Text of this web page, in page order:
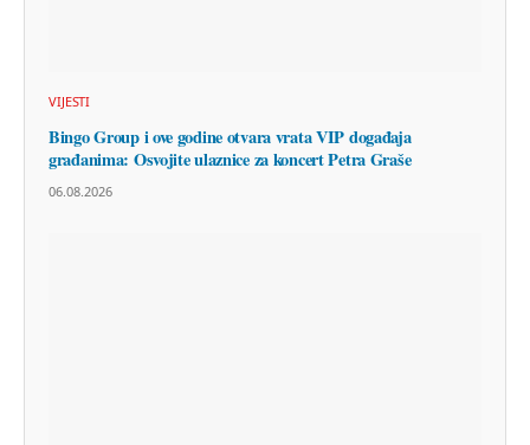
VIJESTI
Bingo Group i ove godine otvara vrata VIP događaja
građanima: Osvojite ulaznice za koncert Petra Graše
06.08.2026